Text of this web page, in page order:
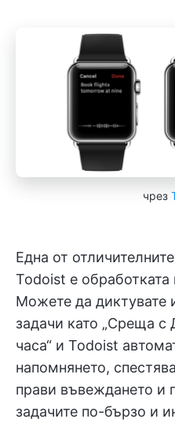
чрез
Една от
Todoist е обработката
Можете да диктувате
задачи като „Среща
часа“ и Todoist
напомнянето,
прави въвеждането и
задачите по-бързо и